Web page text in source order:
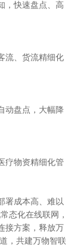
，快速盘点、高
流、货流精细化
动盘点，大幅降
疗物资精细化管
署成本高、难以
态化在线联网，
接方案，释放万
，共建万物智联